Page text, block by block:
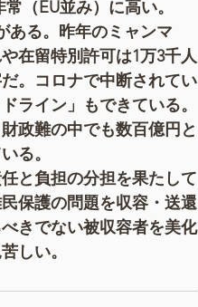
（EU並み）に高い。
ある。昨年のミャンマ
在留特別許可は1万3千人
。コロナで中断されてい
ライン」もできている。
政難の中でも数百億円と
る。
と負担の分担を果たして
保護の問題を収容・送還
きでない被収容者を美化
しい。